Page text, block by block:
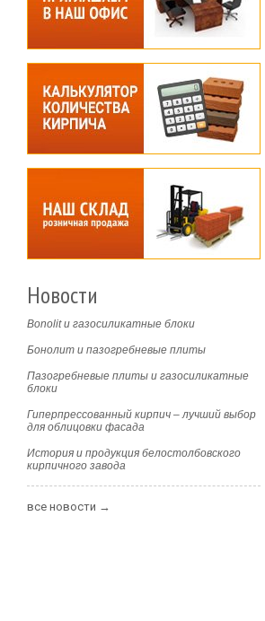
Новости
Bonolit и газосиликатные блоки
Бонолит и пазогребневые плиты
Пазогребневые плиты и газосиликатные
блоки
Гиперпрессованный кирпич – лучший выбор
для облицовки фасада
История и продукция белостолбовского
кирпичного завода
все новости →